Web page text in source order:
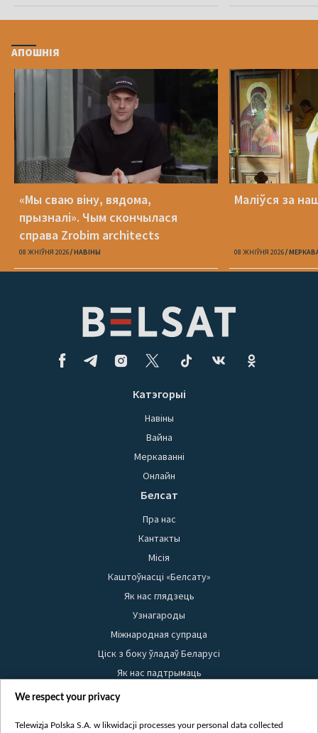
АПОШНІЯ
«Мы сваю віну, вядома,
прызналі». Чым скончылася
справа Zrobim architects
08 ЖНІЎНЯ 2026 НАВІНЫ
Маліўся за
08 ЖНІЎНЯ 2026
Катэгорыі
Навіны
Вайна
Меркаванні
Онлайн
Белсат
Пра нас
Кантакты
Місія
Каштоўнасці «Белсату»
Як нас глядзець
Узнагароды
Міжнародная супраца
Ціск з боку ўладаў Беларусі
Як нас падтрымаць
Правілы выкарыстання матэрыялаў
Бяспека
We respect your privacy
Telewizja Polska S.A. w likwidacji processes your personal data collected